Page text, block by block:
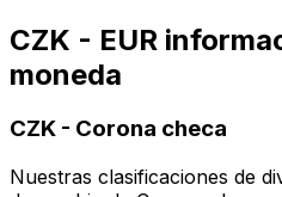
CZK - EUR
moneda
CZK - Corona checa
Nuestras clasificaciones de